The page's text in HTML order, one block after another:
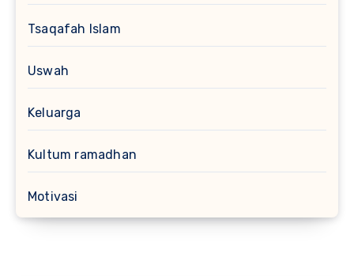
Tsaqafah Islam
Uswah
Keluarga
Kultum ramadhan
Motivasi